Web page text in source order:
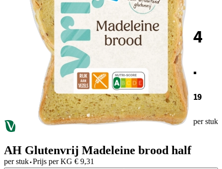
4
.
19
per stuk
AH Glutenvrij Madeleine brood half
per stuk·Prijs per KG € 9,31